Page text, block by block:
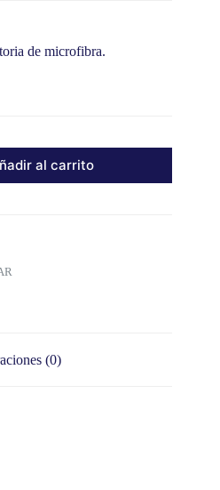
de microfibra.
al carrito
(0)